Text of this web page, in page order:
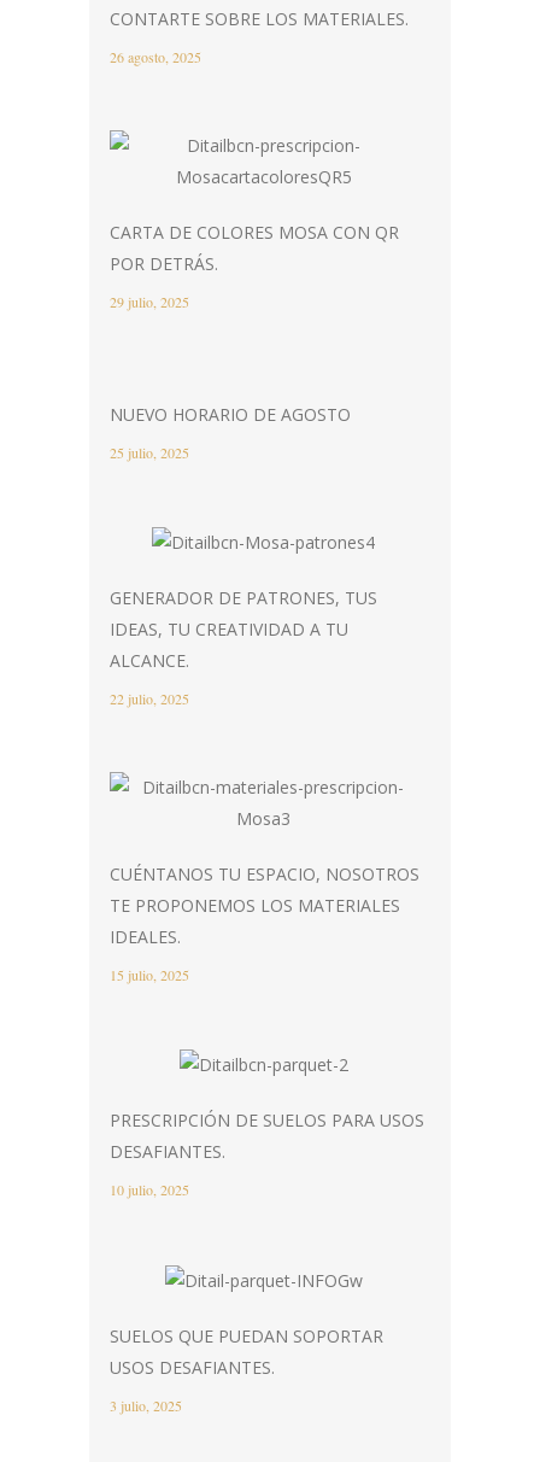
CONTARTE SOBRE LOS MATERIALES.
26 agosto, 2025
CARTA DE COLORES MOSA CON QR
POR DETRÁS.
29 julio, 2025
NUEVO HORARIO DE AGOSTO
25 julio, 2025
GENERADOR DE PATRONES, TUS
IDEAS, TU CREATIVIDAD A TU
ALCANCE.
22 julio, 2025
CUÉNTANOS TU ESPACIO, NOSOTROS
TE PROPONEMOS LOS MATERIALES
IDEALES.
15 julio, 2025
PRESCRIPCIÓN DE SUELOS PARA USOS
DESAFIANTES.
10 julio, 2025
SUELOS QUE PUEDAN SOPORTAR
USOS DESAFIANTES.
3 julio, 2025